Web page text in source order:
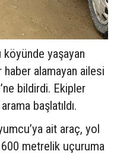
köyünde yaşayan
haber alamayan ailesi
bildirdi. Ekipler
başlatıldı.
ait araç, yol
600 metrelik uçuruma